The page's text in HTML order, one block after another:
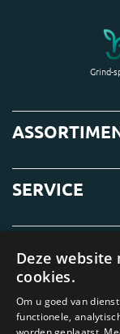
Grind-
SERVICE
Deze website
cookies.
Om u goed van
functionele,